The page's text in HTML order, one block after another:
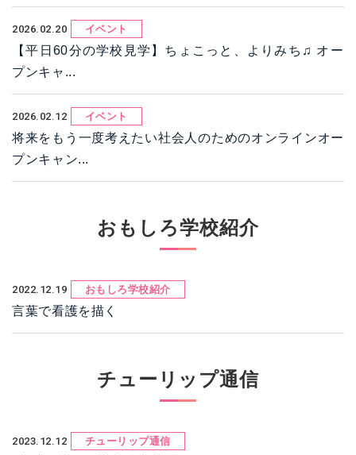
2026.02.20 イベント
【平日60分の学校見学】ちょこっと、よりみち♫ オー
プンキャ...
2026.02.12 イベント
将来をもう一度考えたい社会人のためのオンラインオー
プンキャン...
おもしろ学校紹介
2022.12.19 おもしろ学校紹介
言葉で看護を描く
チューリップ通信
2023.12.12 チューリップ通信